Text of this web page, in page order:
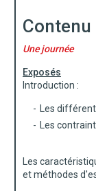
Contenu
Une journée
Exposés
Introduction :
Les
Les
Les
et méthodes